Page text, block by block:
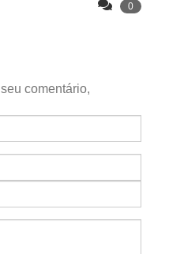
0
comentário,